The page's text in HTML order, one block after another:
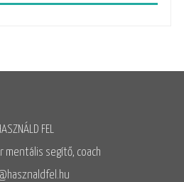
FEL
mentális segítő, coach